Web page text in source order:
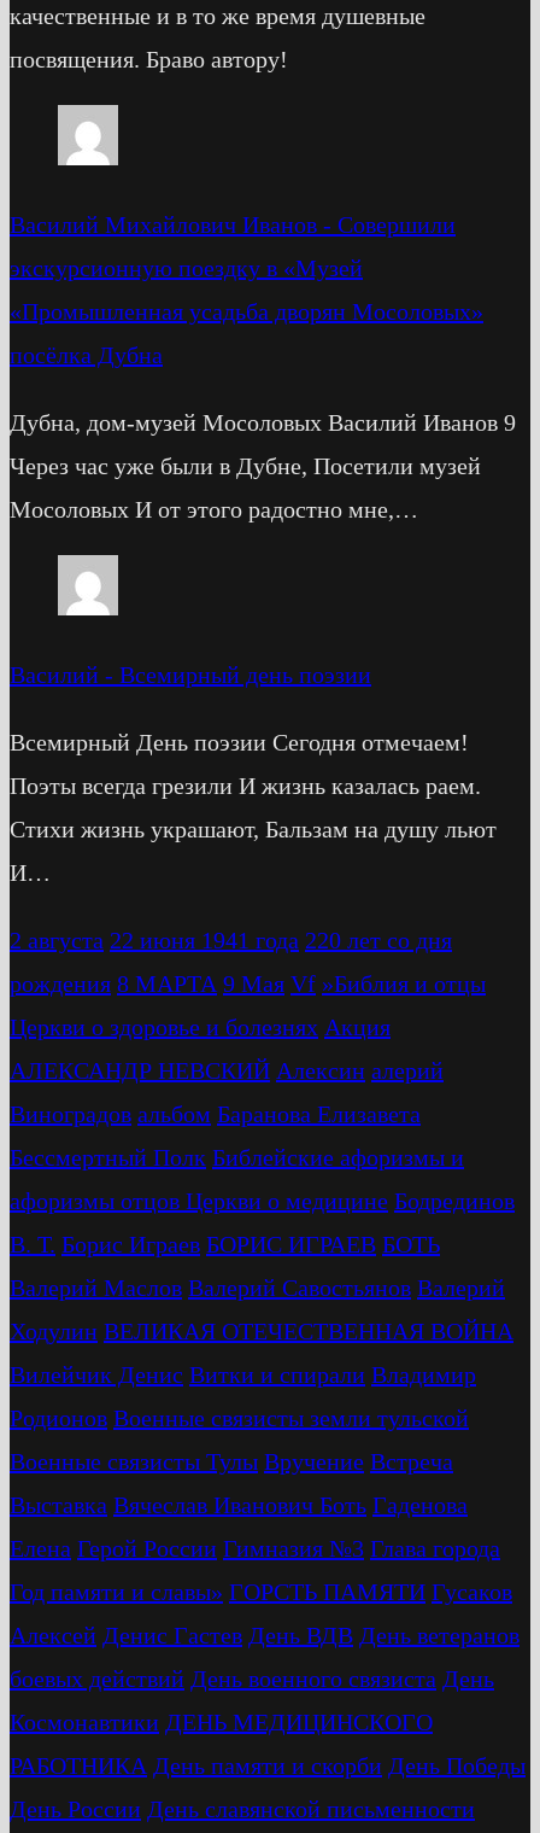
качественные и в то же время душевные
посвящения. Браво автору!
Василий Михайлович Иванов - Cовершили
экскурсионную поездку в «Музей
«Промышленная усадьба дворян Мосоловых»
посёлка Дубна
Дубна, дом-музей Мосоловых Василий Иванов 9
Через час уже были в Дубне, Посетили музей
Мосоловых И от этого радостно мне,…
Василий - Всемирный день поэзии
Всемирный День поэзии Сегодня отмечаем!
Поэты всегда грезили И жизнь казалась раем.
Стихи жизнь украшают, Бальзам на душу льют
И…
2 августа 22 июня 1941 года 220 лет со дня
рождения 8 МАРТА 9 Мая Vf »Библия и отцы
Церкви о здоровье и болезнях Акция
АЛЕКСАНДР НЕВСКИЙ Алексин алерий
Виноградов альбом Баранова Елизавета
Бессмертный Полк Библейские афоризмы и
афоризмы отцов Церкви о медицине Бодрединов
В. Т. Бориc Играев БОРИС ИГРАЕВ БОТЬ
Валерий Маслов Валерий Савостьянов Валерий
Ходулин ВЕЛИКАЯ ОТЕЧЕСТВЕННАЯ ВОЙНА
Вилейчик Денис Витки и спирали Владимир
Родионов Военные связисты земли тульской
Военные связисты Тулы Вручение Встреча
Выставка Вячеслав Иванович Боть Гаденова
Елена Герой России Гимназия №3 Глава города
Год памяти и славы» ГОРСТЬ ПАМЯТИ Гусаков
Алексей Денис Гастев День ВДВ День ветеранов
боевых действий День военного связиста День
Космонавтики ДЕНЬ МЕДИЦИНСКОГО
РАБОТНИКА День памяти и скорби День Победы
День России День славянской письменности